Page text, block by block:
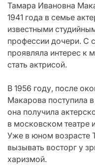
Тамара Ивановна
1941 года в семье
известными
профессии дочери. С
проявляла интерес к
стать актрисой.
В 1956 году, после
Макарова поступила
она получила
в московском театре
Уже в юном возрасте
вызывать восторг у
харизмой.